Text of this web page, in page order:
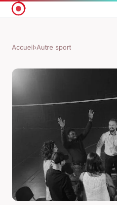
Accueil›Autre sport